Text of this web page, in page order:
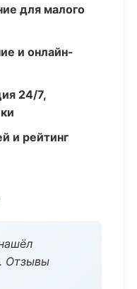
для малого
и онлайн-
24/7,
и рейтинг
Отзывы